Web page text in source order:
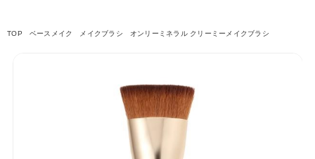
TOP ベースメイク メイクブラシ オンリーミネラル クリーミーメイクブラシ